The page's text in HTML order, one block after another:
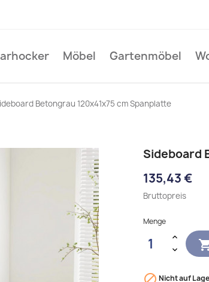
Möbel Gartenmöbel
Betongrau 120x41x75 cm Spanplatte
Sideboard
135,43 €
Bruttopreis
Menge
 Nicht auf